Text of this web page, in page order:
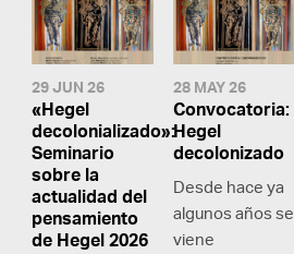
29 JUN 26
«Hegel
decolonializado»:
Seminario
sobre la
actualidad del
pensamiento
de Hegel 2026
28 MAY 26
Convocatoria:
Hegel
decolonizado
Desde hace ya
algunos años se
viene